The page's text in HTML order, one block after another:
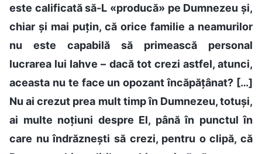
este calificată să-L «producă» pe Dumnezeu și,
chiar și mai puțin, că orice familie a neamurilor
nu este capabilă să primească personal
lucrarea lui Iahve – dacă tot crezi astfel, atunci,
aceasta nu te face un opozant încăpățânat? […]
Nu ai crezut prea mult timp în Dumnezeu, totuși,
ai multe noțiuni despre El, până în punctul în
care nu îndrăznești să crezi, pentru o clipă, că